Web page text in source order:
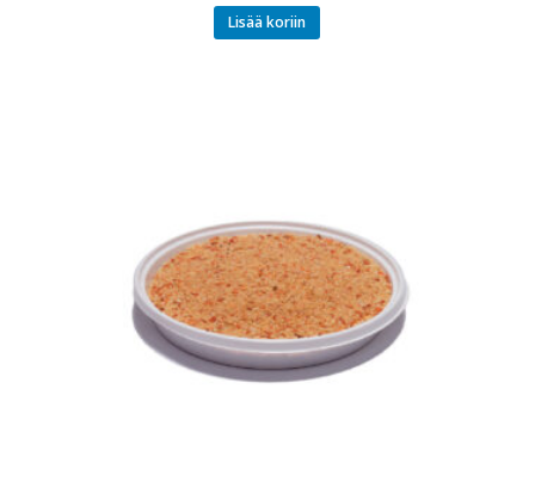
Lisää koriin